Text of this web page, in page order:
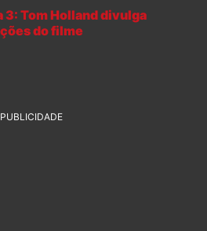
Tom Holland divulga
do filme
PUBLICIDADE